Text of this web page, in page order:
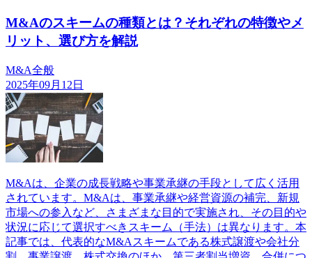
M&Aのスキームの種類とは？それぞれの特徴やメ
リット、選び方を解説
M&A全般
2025年09月12日
M&Aは、企業の成長戦略や事業承継の手段として広く活用
されています。M&Aは、事業承継や経営資源の補完、新規
市場への参入など、さまざまな目的で実施され、その目的や
状況に応じて選択すべきスキーム（手法）は異なります。本
記事では、代表的なM&Aスキームである株式譲渡や会社分